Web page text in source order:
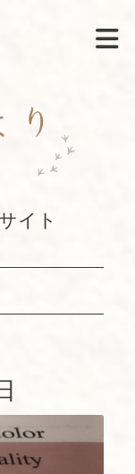
イト